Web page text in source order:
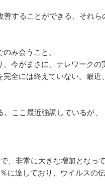
することができる、それら
み会うこと。
今がまさに、テレワークの
全には終えていない。最
ここ最近強調しているが
、非常に大きな増加となっ
に達しており、ウイルスの